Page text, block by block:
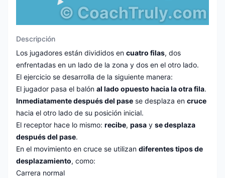
© CoachTruly.com
Descripción
Los jugadores están divididos en cuatro filas, dos
enfrentadas en un lado de la zona y dos en el otro lado.
El ejercicio se desarrolla de la siguiente manera:
El jugador pasa el balón al lado opuesto hacia la otra fila.
Inmediatamente después del pase se desplaza en cruce
hacia el otro lado de su posición inicial.
El receptor hace lo mismo: recibe, pasa y se desplaza
después del pase.
En el movimiento en cruce se utilizan diferentes tipos de
desplazamiento, como:
Carrera normal